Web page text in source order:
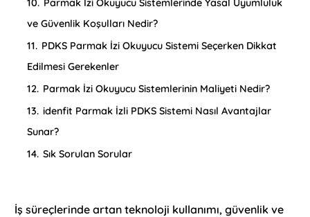
10. Parmak İzi Okuyucu Sistemlerinde Yasal Uyumluluk
ve Güvenlik Koşulları Nedir?
11. PDKS Parmak İzi Okuyucu Sistemi Seçerken Dikkat
Edilmesi Gerekenler
12. Parmak İzi Okuyucu Sistemlerinin Maliyeti Nedir?
13. idenfit Parmak İzli PDKS Sistemi Nasıl Avantajlar
Sunar?
14. Sık Sorulan Sorular
İş süreçlerinde artan teknoloji kullanımı, güvenlik ve